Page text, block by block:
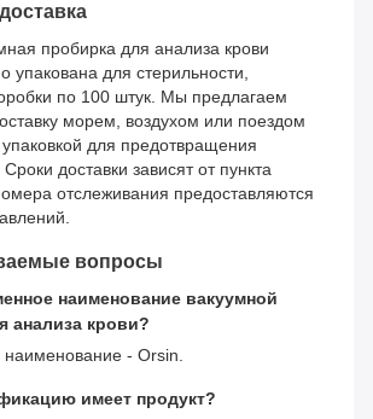
пробирка для анализа крови
упакована для стерильности,
по 100 штук. Мы предлагаем
морем, воздухом или поездом
для предотвращения
доставки зависят от пункта
отслеживания предоставляются
вопросы
наименование вакуумной
анализа крови?
- Orsin.
имеет продукт?